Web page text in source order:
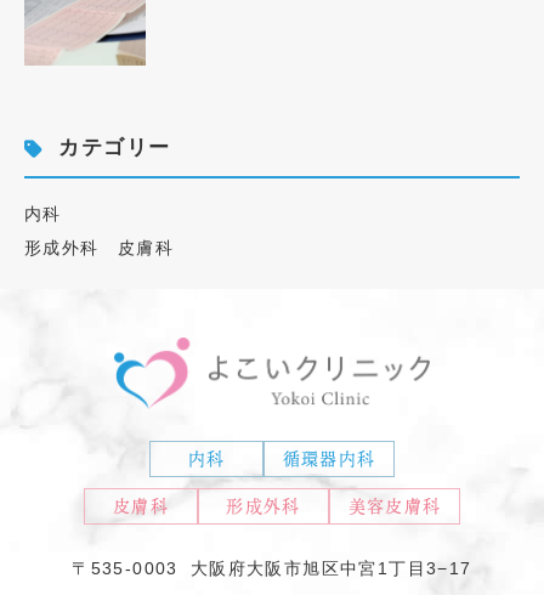
カテゴリー
内科
形成外科 皮膚科
内科
循環器内科
皮膚科
形成外科 美容皮膚科
〒535-0003 大阪府大阪市旭区中宮1丁目3−17